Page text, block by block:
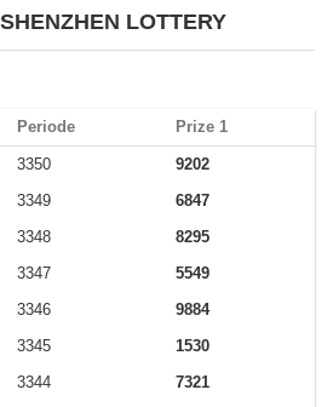
LOTTERY
Periode Prize 1
3350
9202
3349
6847
3348
8295
3347
5549
3346
9884
3345
1530
3344
7321